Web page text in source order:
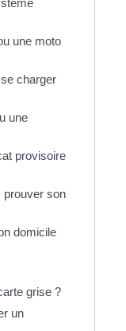
une moto
charger
une
provisoire
prouver son
domicile
grise ?
un